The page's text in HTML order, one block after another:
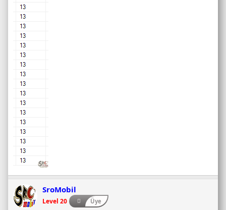
SroMobil
Level 20 Üye